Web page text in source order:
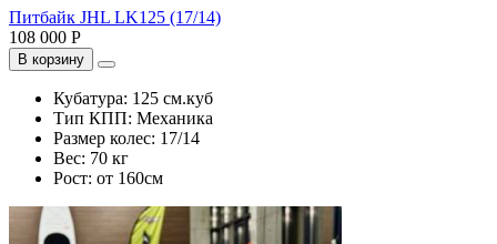
Питбайк JHL LK125 (17/14)
108 000 Р
В корзину
Кубатура: 125 см.куб
Тип КПП: Механика
Размер колес: 17/14
Вес: 70 кг
Рост: от 160см